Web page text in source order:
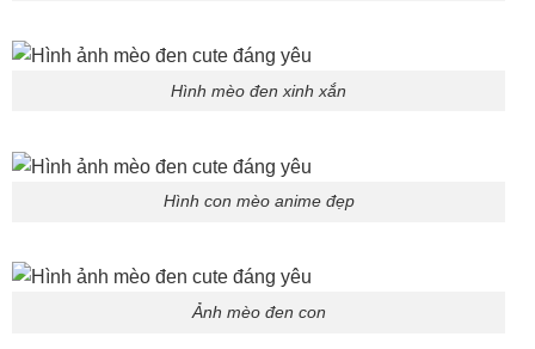
Hình mèo đen xinh xắn
Hình con mèo anime đẹp
Ảnh mèo đen con